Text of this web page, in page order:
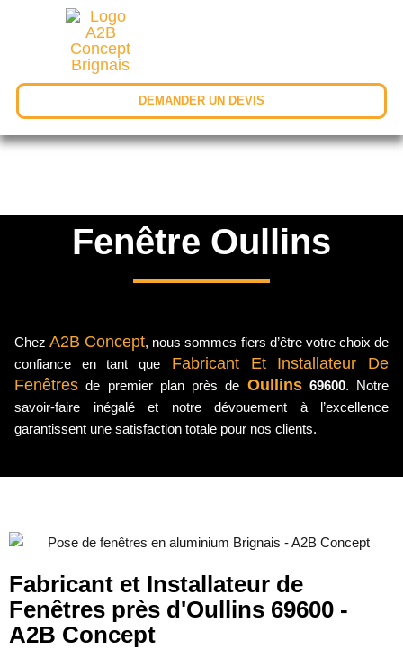
DEMANDER UN DEVIS
Fenêtre Oullins
Chez A2B Concept, nous sommes fiers d’être votre choix de
confiance en tant que Fabricant Et Installateur De
Fenêtres de premier plan près de Oullins69600. Notre
savoir-faire inégalé et notre dévouement à l’excellence
garantissent une satisfaction totale pour nos clients.
Fabricant et Installateur de
Fenêtres près d'Oullins 69600 -
A2B Concept